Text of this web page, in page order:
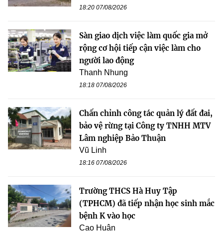
18:20 07/08/2026
Sàn giao dịch việc làm quốc gia mở
rộng cơ hội tiếp cận việc làm cho
người lao động
Thanh Nhung
18:18 07/08/2026
Chấn chỉnh công tác quản lý đất đai,
bảo vệ rừng tại Công ty TNHH MTV
Lâm nghiệp Bảo Thuận
Vũ Linh
18:16 07/08/2026
Trường THCS Hà Huy Tập
(TPHCM) đã tiếp nhận học sinh mắc
bệnh K vào học
Cao Huân